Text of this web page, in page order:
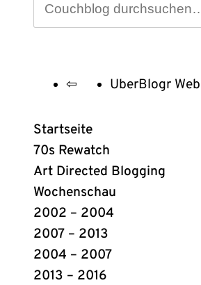
UberBlogr
Webring
Links
⇦ UberBlogr
Startseite
70s Rewatch
Art Directed Blogging
Wochenschau
2002 – 2004
2007 – 2013
2004 – 2007
2013 – 2016